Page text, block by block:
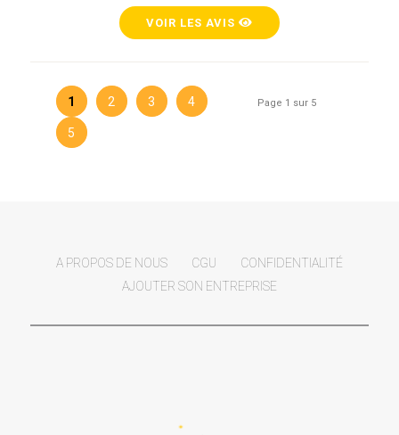
VOIR LES AVIS
Page 1 sur 5
1 2 3 4
5
A PROPOS DE NOUS CGU
CONFIDENTIALITÉ
AJOUTER SON ENTREPRISE